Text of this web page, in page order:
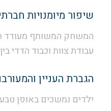
שיפור מיומנויות
המשחק המשותף מעודד
עבודת צוות וכבוד הדדי
הגברת העניין
ילדים נמשכים באופן